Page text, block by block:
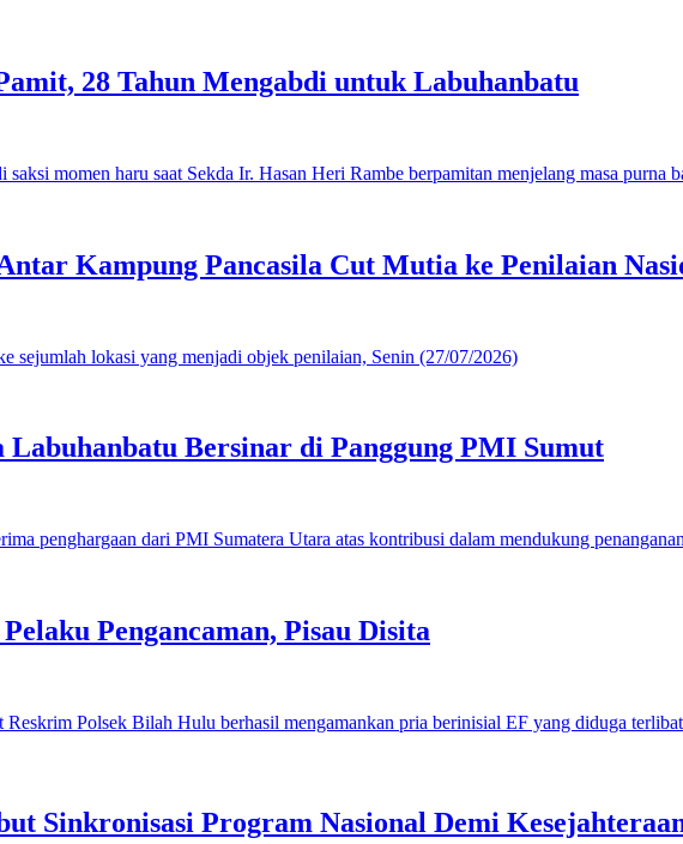
28 Tahun Mengabdi untuk Labuhanbatu
Kampung Pancasila Cut Mutia ke Penilaian
Labuhanbatu Bersinar di Panggung PMI Sumut
Pengancaman, Pisau Disita
Sinkronisasi Program Nasional Demi